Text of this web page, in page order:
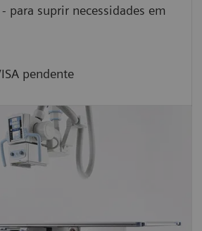
para suprir necessidades em
pendente